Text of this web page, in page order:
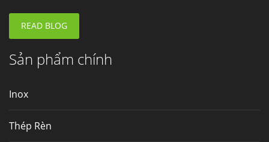
Fengyang là một trong những nhà
READ BLOG
Sản phẩm chính
Inox
Thép Rèn